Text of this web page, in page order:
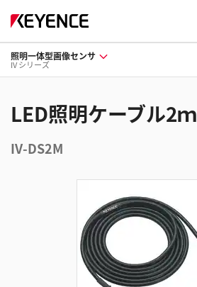
照明一体型画像センサ
IV シリーズ
LED照明ケーブル2ｍ
IV-DS2M